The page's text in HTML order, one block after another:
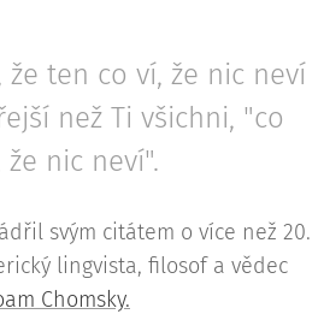
ten co ví, že nic neví
než Ti všichni, "co
že nic neví".
svým citátem o více než 20.
lingvista, filosof a vědec
Chomsky.